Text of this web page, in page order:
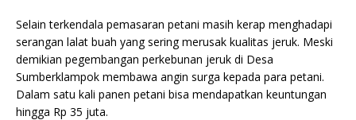
Selain terkendala pemasaran petani masih kerap menghadapi
serangan lalat buah yang sering merusak kualitas jeruk. Meski
demikian pegembangan perkebunan jeruk di Desa
Sumberklampok membawa angin surga kepada para petani.
Dalam satu kali panen petani bisa mendapatkan keuntungan
hingga Rp 35 juta.